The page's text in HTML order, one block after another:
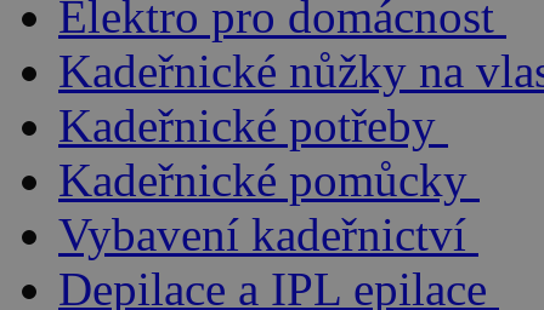
Elektro pro domácnost
Kadeřnické nůžky na
Kadeřnické potřeby
Kadeřnické pomůcky
Vybavení kadeřnictví
Depilace a IPL epilace